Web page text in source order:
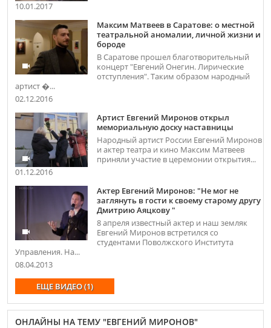
10.01.2017
Максим Матвеев в Саратове: о местной
театральной аномалии, личной жизни и
бороде
В Саратове прошел благотворительный
концерт "Евгений Онегин. Лирические
отступления". Таким образом народный
артист �...
02.12.2016
Артист Евгений Миронов открыл
мемориальную доску наставницы
Народный артист России Евгений Миронов
и актер театра и кино Максим Матвеев
приняли участие в церемонии открытия...
01.12.2016
Актер Евгений Миронов: "Не мог не
заглянуть в гости к своему старому другу
Дмитрию Аяцкову "
8 апреля известный актер и наш земляк
Евгений Миронов встретился со
студентами Поволжского Института
Управления. На...
08.04.2013
ЕЩЕ ВИДЕО (1)
ОНЛАЙНЫ НА ТЕМУ "ЕВГЕНИЙ МИРОНОВ"